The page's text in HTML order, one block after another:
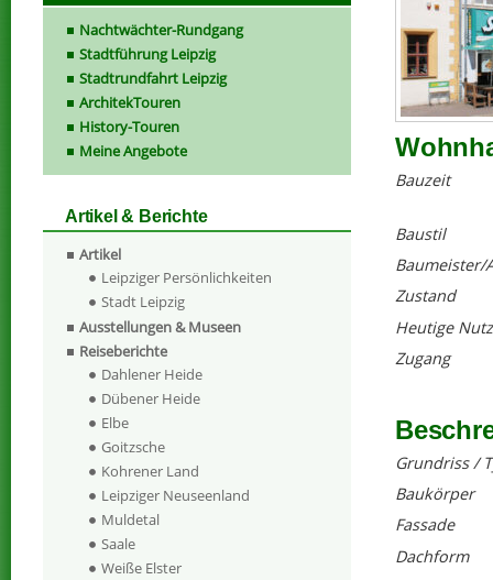
Bauzeit
Baustil
Baumeister/
Zustand
Heutige
Zugang
Grundriss /
Baukörper
Fassade
Dachform
Nachtwächter-Rundgang
Stadtführung Leipzig
Stadtrundfahrt Leipzig
ArchitekTouren
History-Touren
Meine Angebote
Artikel & Berichte
Artikel
Leipziger Persönlichkeiten
Stadt Leipzig
Ausstellungen & Museen
Reiseberichte
Dahlener Heide
Dübener Heide
Elbe
Goitzsche
Kohrener Land
Leipziger Neuseenland
Muldetal
Saale
Weiße Elster